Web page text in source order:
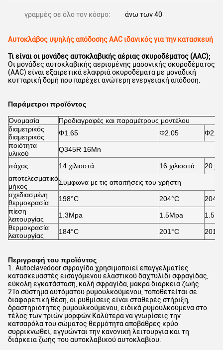
γραμμές σε όλο τον κόσμο: άνω των 40
Αυτοκλάβος υψηλής απόδοσης AAC ιδανικός για την κατασκευή
Τι είναι οι μονάδες αυτοκλαβικής αέριας σκυροδέματος (AAC);
Οι μονάδες αυτοκλαβικής αερισμένης μασονικής σκυροδέματος
(AAC) είναι εξαιρετικά ελαφριά σκυροδέματα με μοναδική
κυτταρική δομή που παρέχει ανώτερη ενεργειακή απόδοση.
Παράμετροι προϊόντος
Ονομασία
Προδιαγραφές και παραμέτρους μοντέλου
διαμετρικός
διαμετρικός
Φ1.65 Φ2.05
ποιότητα
υλικού
Q345R 16Mn
πάχος 14 χιλιοστά 16 χιλιοστά
20
αποτελεσματικό
μήκος
Σύμφωνα με τις απαιτήσεις του χρήστη
σχεδιασμένη
θερμοκρασία
198°C 204°C
πίεση
λειτουργίας
1.3Mpa 1.5Mpa
θερμοκρασία
λειτουργίας
184°C 201°C
Περιγραφή του προϊόντος
1. Autoclavedoor σφραγίδα χρησιμοποιεί επαγγελματίες
κατασκευαστές εισαγόμενου ελαστικού δαχτυλίδι σφραγίδας,
εύκολη εγκατάσταση, καλή σφραγίδα, μακρά διάρκεια ζωής.
2Το σύστημα αυτόματου ρυμουλκούμενου, τοποθετείται σε
διαφορετική θέση, οι ρυθμίσεις είναι σταθερές στήριξη,
δραστηριότητες ρυμουλκούμενου, ειδικά ρυμουλκούμενα στο
τέλος των τριών μορφών.Καλύτερα να γνωρίσεις την
κατσαρόλα του σώματος θερμότητα αποβάθρες κρύο
συρρικνωθεί, εγγυώνται την κανονική λειτουργία και τη
διάρκεια ζωής του αυτοκλαβικού αυτοκλαβίου.